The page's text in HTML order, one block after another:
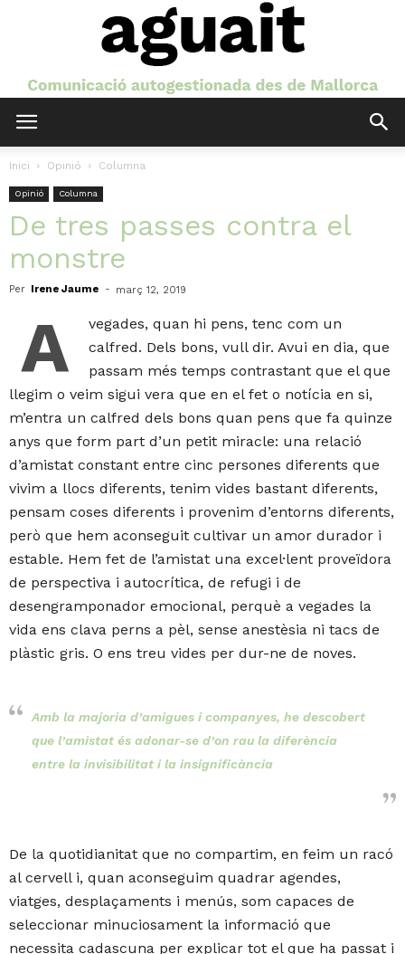
Inici Opinió Columna
Opinió Columna
De tres passes contra el
monstre
Per Irene Jaume - març 12, 2019
A
vegades, quan hi pens, tenc com un
calfred. Dels bons, vull dir. Avui en dia, que
passam més temps contrastant que el que
llegim o veim sigui vera que en el fet o notícia en si,
m’entra un calfred dels bons quan pens que fa quinze
anys que form part d’un petit miracle: una relació
d’amistat constant entre cinc persones diferents que
vivim a llocs diferents, tenim vides bastant diferents,
pensam coses diferents i provenim d’entorns diferents,
però que hem aconseguit cultivar un amor durador i
estable. Hem fet de l’amistat una excel·lent proveïdora
de perspectiva i autocrítica, de refugi i de
desengramponador emocional, perquè a vegades la
vida ens clava perns a pèl, sense anestèsia ni tacs de
plàstic gris. O ens treu vides per dur-ne de noves.
Amb la majoria d’amigues i companyes, he descobert
que l’amistat és adonar-se d’on rau la diferència
entre la invisibilitat i la insignificància
De la quotidianitat que no compartim, en feim un racó
al cervell i, quan aconseguim quadrar agendes,
viatges, desplaçaments i menús, som capaces de
seleccionar minuciosament la informació que
necessita cadascuna per explicar tot el que ha passat i